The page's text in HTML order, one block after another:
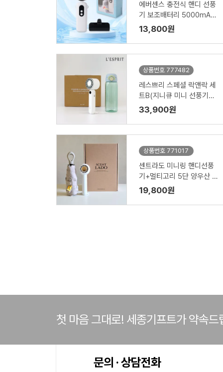
에버센스 충전식 핸디 선풍
기 보조배터리 5000mAh
세트
13,800원
상품번호 777482
레스쁘리 스페셜 락앤락 세
트B(지니큐 미니 선풍기
+락앤락 스쿨핏스위치캡보
틀 520ml)
33,900원
상품번호 771017
센트라도 미니링 핸디선풍
기+멀티고리 5단 양우산 세
트
19,800원
첫 마음 그대로! 세종기프트가 약속드
문의 · 상담전화